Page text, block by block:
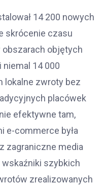
14 200 nowych
skrócenie czasu
obszarach objętych
niemal 14 000
lokalne zwroty bez
placówek
efektywne tam,
e-commerce była
zagraniczne media
wskaźniki szybkich
zrealizowanych